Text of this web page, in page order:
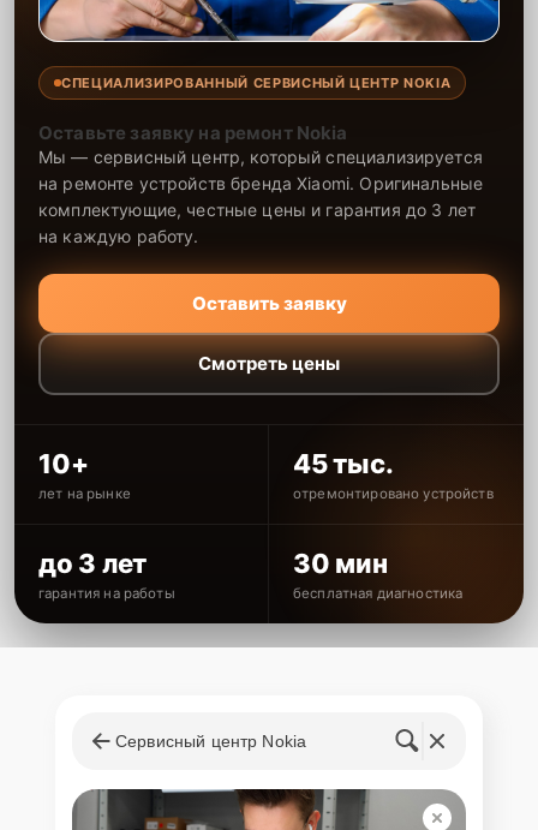
СПЕЦИАЛИЗИРОВАННЫЙ СЕРВИСНЫЙ ЦЕНТР NOKIA
Оставьте заявку на ремонт Nokia
Мы — сервисный центр, который специализируется
на ремонте устройств бренда Xiaomi. Оригинальные
комплектующие, честные цены и гарантия до 3 лет
на каждую работу.
Оставить заявку
Смотреть цены
10+
лет на рынке
45 тыс.
отремонтировано устройств
до 3 лет
гарантия на работы
30 мин
бесплатная диагностика
Сервисный центр Nokia